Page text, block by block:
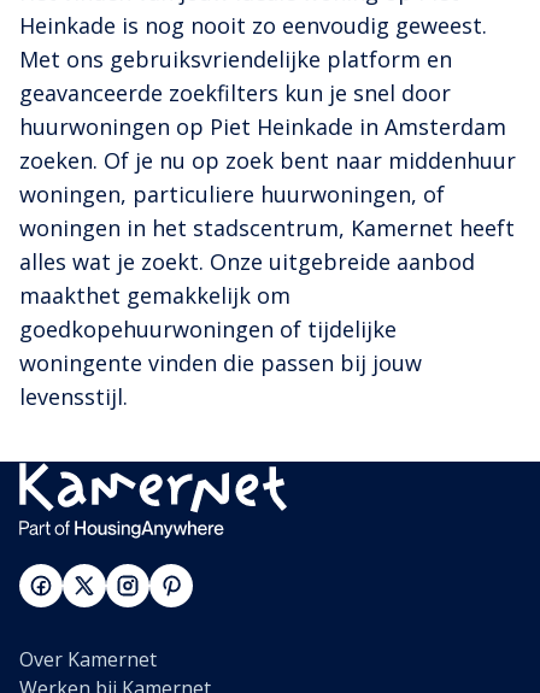
Heinkade is nog nooit zo eenvoudig geweest.
Met ons gebruiksvriendelijke platform en
geavanceerde zoekfilters kun je snel door
huurwoningen op Piet Heinkade in Amsterdam
zoeken. Of je nu op zoek bent naar middenhuur
woningen, particuliere huurwoningen, of
woningen in het stadscentrum, Kamernet heeft
alles wat je zoekt. Onze uitgebreide aanbod
maakthet gemakkelijk om
goedkopehuurwoningen of tijdelijke
woningente vinden die passen bij jouw
levensstijl.
Over Kamernet